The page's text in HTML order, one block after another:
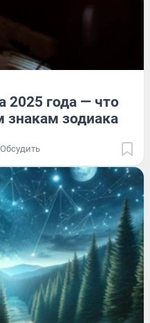
2025 года — что
знакам зодиака
Обсудить